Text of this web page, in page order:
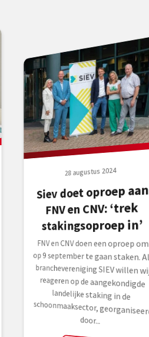
28 augustus 2024
Siev doet oproep aan
FNV en CNV: ‘trek
stakingsoproep in’
FNV en CNV doen een oproep om
op 9 september te gaan staken. Als
branchevereniging SIEV willen wij
reageren op de aangekondigde
landelijke staking in de
schoonmaaksector, georganiseerd
door...